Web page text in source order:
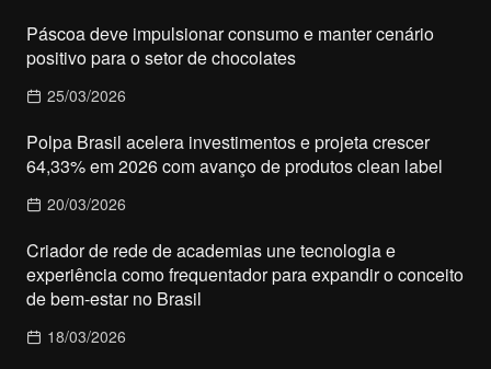
Páscoa deve impulsionar consumo e manter cenário
positivo para o setor de chocolates
25/03/2026
Polpa Brasil acelera investimentos e projeta crescer
64,33% em 2026 com avanço de produtos clean label
20/03/2026
Criador de rede de academias une tecnologia e
experiência como frequentador para expandir o conceito
de bem-estar no Brasil
18/03/2026